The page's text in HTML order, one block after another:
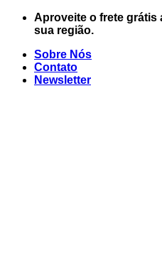
Skip
Aproveite o frete grátis
sua região.
Sobre Nós
Contato
Newsletter